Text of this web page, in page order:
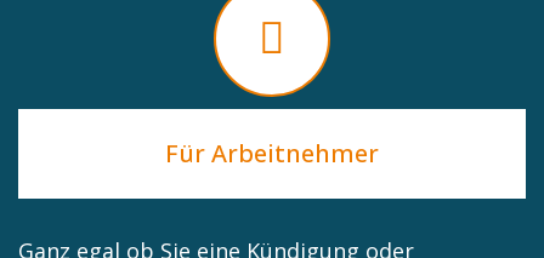
Für Arbeitnehmer
Ganz egal ob Sie eine Kündigung oder